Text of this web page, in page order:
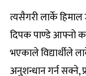
त्यसैगरी लार्के हिमाल
दिपक पाण्डे आफ्नो
भएकाले विद्यार्थीले
अनुशन्धान गर्न सक्ने,